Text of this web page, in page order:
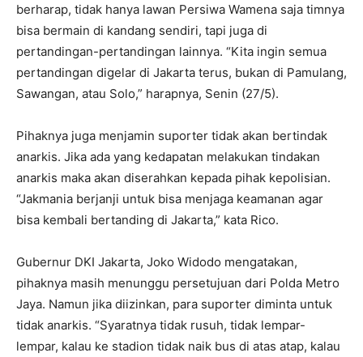
berharap, tidak hanya lawan Persiwa Wamena saja timnya
bisa bermain di kandang sendiri, tapi juga di
pertandingan-pertandingan lainnya. “Kita ingin semua
pertandingan digelar di Jakarta terus, bukan di Pamulang,
Sawangan, atau Solo,” harapnya, Senin (27/5).
Pihaknya juga menjamin suporter tidak akan bertindak
anarkis. Jika ada yang kedapatan melakukan tindakan
anarkis maka akan diserahkan kepada pihak kepolisian.
“Jakmania berjanji untuk bisa menjaga keamanan agar
bisa kembali bertanding di Jakarta,” kata Rico.
Gubernur DKI Jakarta, Joko Widodo mengatakan,
pihaknya masih menunggu persetujuan dari Polda Metro
Jaya. Namun jika diizinkan, para suporter diminta untuk
tidak anarkis. “Syaratnya tidak rusuh, tidak lempar-
lempar, kalau ke stadion tidak naik bus di atas atap, kalau